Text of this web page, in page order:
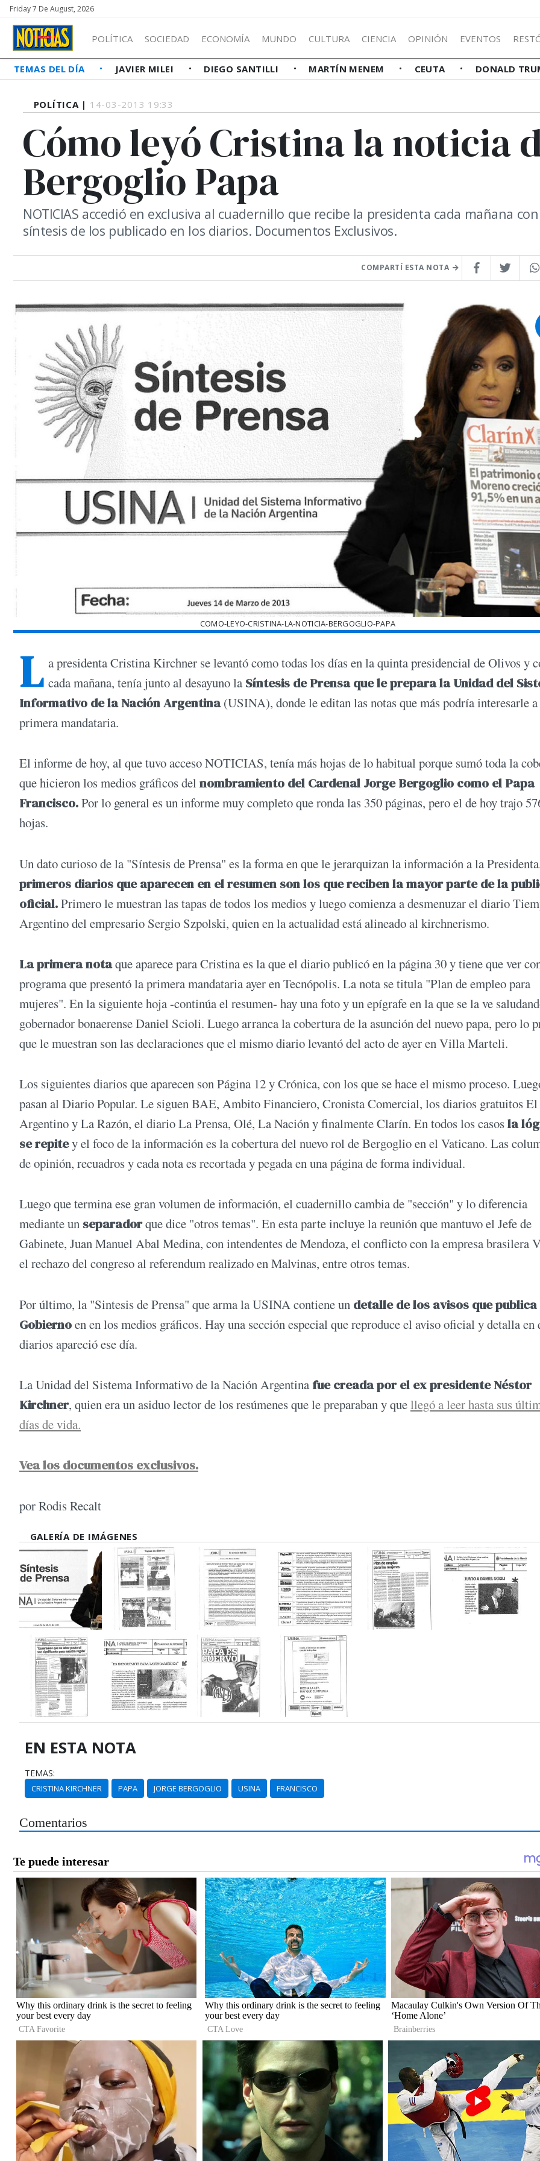
Friday 7 De August, 2026
POLÍTICA SOCIEDAD ECONOMÍA MUNDO CULTURA CIENCIA OPINIÓN EVENTOS
TEMAS DEL DÍA JAVIER MILEI DIEGO SANTILLI MARTÍN MENEM CEUTA DONALD
POLÍTICA | 14-03-2013 19:33
Cómo leyó Cristina la noticia
Bergoglio Papa
NOTICIAS accedió en exclusiva al cuadernillo que recibe la presidenta cada mañana
síntesis de los publicado en los diarios. Documentos Exclusivos.
COMPARTÍ ESTA NOTA
COMO-LEYO-CRISTINA-LA-NOTICIA-BERGOGLIO-PAPA
L a presidenta Cristina Kirchner se levantó como todas los días en la quinta presidencial de Olivos y
cada mañana, tenía junto al desayuno la Síntesis de Prensa que le prepara la Unidad del
Informativo de la Nación Argentina(USINA), donde le editan las notas que más podría interesarle
primera mandataria.
El informe de hoy, al que tuvo acceso NOTICIAS, tenía más hojas de lo habitual porque sumó toda la
que hicieron los medios gráficos del nombramiento del Cardenal Jorge Bergoglio como el Papa
Francisco.Por lo general es un informe muy completo que ronda las 350 páginas, pero el de hoy trajo
hojas.
Un dato curioso de la "Síntesis de Prensa" es la forma en que le jerarquizan la información a la
primeros diarios que aparecen en el resumen son los que reciben la mayor parte de la
oficial.Primero le muestran las tapas de todos los medios y luego comienza a desmenuzar el diario
Argentino del empresario Sergio Szpolski, quien en la actualidad está alineado al kirchnerismo.
La primera notaque aparece para Cristina es la que el diario publicó en la página 30 y tiene que ver
programa que presentó la primera mandataria ayer en Tecnópolis. La nota se titula "Plan de empleo para
mujeres". En la siguiente hoja -continúa el resumen- hay una foto y un epígrafe en la que se la ve
gobernador bonaerense Daniel Scioli. Luego arranca la cobertura de la asunción del nuevo papa, pero lo
que le muestran son las declaraciones que el mismo diario levantó del acto de ayer en Villa Marteli.
Los siguientes diarios que aparecen son Página 12 y Crónica, con los que se hace el mismo proceso.
pasan al Diario Popular. Le siguen BAE, Ambito Financiero, Cronista Comercial, los diarios gratuitos El
Argentino y La Razón, el diario La Prensa, Olé, La Nación y finalmente Clarín. En todos los casosla
se repitey el foco de la información es la cobertura del nuevo rol de Bergoglio en el Vaticano. Las
de opinión, recuadros y cada nota es recortada y pegada en una página de forma individual.
Luego que termina ese gran volumen de información, el cuadernillo cambia de "sección" y lo diferencia
mediante un separadorque dice "otros temas". En esta parte incluye la reunión que mantuvo el Jefe de
Gabinete, Juan Manuel Abal Medina, con intendentes de Mendoza, el conflicto con la empresa brasilera
el rechazo del congreso al referendum realizado en Malvinas, entre otros temas.
Por último, la "Sintesis de Prensa" que arma la USINA contiene un detalle de los avisos que
Gobiernoen en los medios gráficos. Hay una sección especial que reproduce el aviso oficial y detalla en
diarios apareció ese día.
La Unidad del Sistema Informativo de la Nación Argentina fue creada por el ex presidente Néstor
Kirchner, quien era un asiduo lector de los resúmenes que le preparaban y quellegó a leer hasta sus
días de vida.
Vea los documentos exclusivos.
por Rodis Recalt
GALERÍA DE IMÁGENES
EN ESTA NOTA
TEMAS:
CRISTINA KIRCHNER PAPA JORGE BERGOGLIO USINA FRANCISCO
Comentarios